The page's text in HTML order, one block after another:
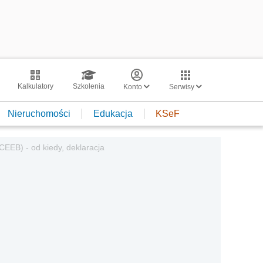
Kalkulatory Szkolenia Konto Serwisy
Nieruchomości Edukacja KSeF
- od kiedy, deklaracja